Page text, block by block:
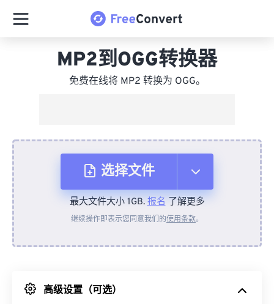
MP2到OGG转换器
免费在线将 MP2 转换为 OGG。
选择文件
从设备
来自 Google Drive
最大文件大小 1GB.报名了解更多
继续操作即表示您同意我们的使用条款。
高级设置（可选）